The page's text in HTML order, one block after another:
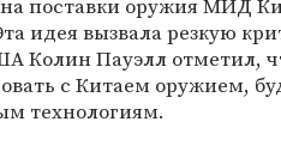
поставки оружия МИД
идея вызвала резкую
Колин Пауэлл отметил,
с Китаем оружием,
технологиям.